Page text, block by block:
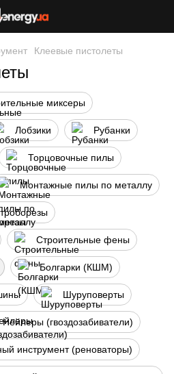
Клеевые пистолеты
миксеры
Лобзики Рубанки
Торцовочные пилы
Монтажные пилы по металлу
Строительные фены
Болгарки (КШМ)
Шуруповерты
Нейлеры (гвоздозабиватели)
инструмент (реноваторы)